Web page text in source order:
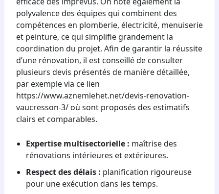
polyvalence des équipes qui combinent des
compétences en plomberie, électricité, menuiserie
et peinture, ce qui simplifie grandement la
coordination du projet. Afin de garantir la réussite
d’une rénovation, il est conseillé de consulter
plusieurs devis présentés de manière détaillée,
par exemple via ce lien
https://www.aznemlehet.net/devis-renovation-
vaucresson-3/ où sont proposés des estimatifs
clairs et comparables.
Expertise multisectorielle : maîtrise des
rénovations intérieures et extérieures.
Respect des délais : planification rigoureuse
pour une exécution dans les temps.